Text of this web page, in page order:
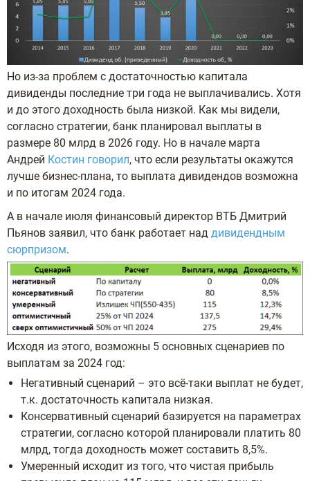
Но из-за проблем с достаточностью капитала
дивиденды последние три года не выплачивались. Хотя
и до этого доходность была низкой. Как мы видели,
согласно стратегии, банк планировал выплаты в
размере 80 млрд в 2026 году. Но в начале марта
Андрей Костин говорил, что если результаты окажутся
лучше бизнес-плана, то выплата дивидендов возможна
и по итогам 2024 года.
А в начале июля финансовый директор ВТБ Дмитрий
Пьянов заявил, что банк работает над дивидендным
сюрпризом.
Исходя из этого, возможны 5 основных сценариев по
выплатам за 2024 год:
Негативный сценарий – это всё-таки выплат не будет,
т.к. достаточность капитала низкая.
Консервативный сценарий базируется на параметрах
стратегии, согласно которой планировали платить 80
млрд, тогда доходность может составить 8,5%.
Умеренный исходит из того, что чистая прибыль